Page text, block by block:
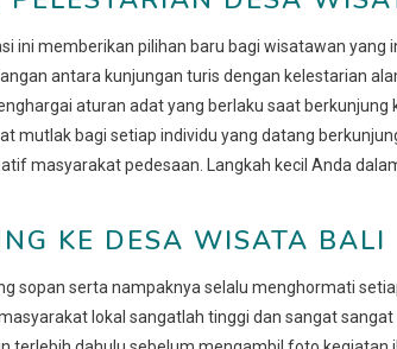
ini memberikan pilihan baru bagi wisatawan yang
antara kunjungan turis dengan kelestarian
aturan adat yang berlaku saat berkunjung
mutlak bagi setiap individu yang datang
masyarakat pedesaan. Langkah kecil Anda
KE DESA WISATA BALI
sopan serta nampaknya selalu menghormati
lokal sangatlah tinggi dan sangat